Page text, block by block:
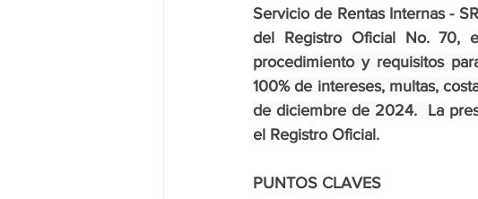
Servicio de Rentas Internas -
del Registro Oficial No.
procedimiento y requisitos
100% de intereses, multas,
de diciembre de 2024. La
el Registro Oficial.
PUNTOS CLAVES